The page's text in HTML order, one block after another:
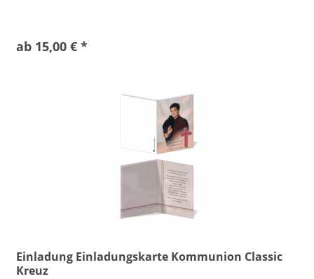
ab 15,00 € *
Einladung Einladungskarte Kommunion Classic
Kreuz